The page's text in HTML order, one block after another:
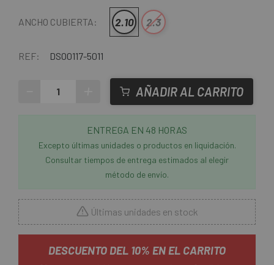
ANCHO CUBIERTA: 2.10 2.3
REF: DS00117-5011
AÑADIR AL CARRITO
ENTREGA EN 48 HORAS
Excepto últimas unidades o productos en liquidación.
Consultar tiempos de entrega estimados al elegir
método de envío.
Últimas unidades en stock
DESCUENTO DEL 10% EN EL CARRITO